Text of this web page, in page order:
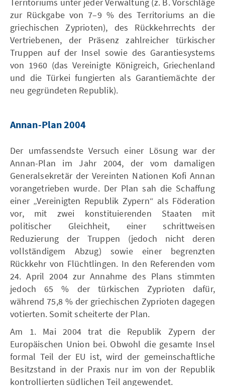
zur Rückgabe von 7–9 % des Territoriums an die
griechischen Zyprioten), des Rückkehrrechts der
Vertriebenen, der Präsenz zahlreicher türkischer
Truppen auf der Insel sowie des Garantiesystems
von 1960 (das Vereinigte Königreich, Griechenland
und die Türkei fungierten als Garantiemächte der
neu gegründeten Republik).
Annan-Plan 2004
Der umfassendste Versuch einer Lösung war der
Annan-Plan im Jahr 2004, der vom damaligen
Generalsekretär der Vereinten Nationen Kofi Annan
vorangetrieben wurde. Der Plan sah die Schaffung
einer „Vereinigten Republik Zypern“ als Föderation
vor, mit zwei konstituierenden Staaten mit
politischer Gleichheit, einer schrittweisen
Reduzierung der Truppen (jedoch nicht deren
vollständigem Abzug) sowie einer begrenzten
Rückkehr von Flüchtlingen. In den Referenden vom
24. April 2004 zur Annahme des Plans stimmten
jedoch 65 % der türkischen Zyprioten dafür,
während 75,8 % der griechischen Zyprioten dagegen
votierten. Somit scheiterte der Plan.
Am 1. Mai 2004 trat die Republik Zypern der
Europäischen Union bei. Obwohl die gesamte Insel
formal Teil der EU ist, wird der gemeinschaftliche
Besitzstand in der Praxis nur im von der Republik
kontrollierten südlichen Teil angewendet.